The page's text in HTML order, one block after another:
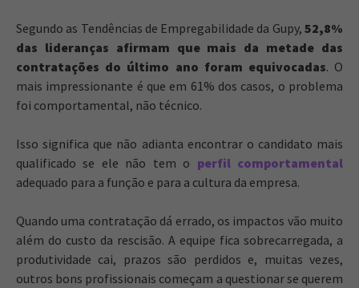
Segundo as Tendências de Empregabilidade da Gupy, 52,8%
das lideranças afirmam que mais da metade das
contratações do último ano foram equivocadas. O
mais impressionante é que em 61% dos casos, o problema
foi comportamental, não técnico.
Isso significa que não adianta encontrar o candidato mais
qualificado se ele não tem o perfil comportamental
adequado para a função e para a cultura da empresa.
Quando uma contratação dá errado, os impactos vão muito
além do custo da rescisão. A equipe fica sobrecarregada, a
produtividade cai, prazos são perdidos e, muitas vezes,
outros bons profissionais começam a questionar se querem